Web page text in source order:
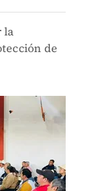
la
de